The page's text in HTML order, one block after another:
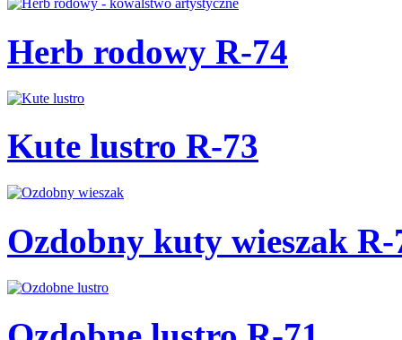
Herb rodowy R-74
Kute lustro R-73
Ozdobny kuty wieszak R-